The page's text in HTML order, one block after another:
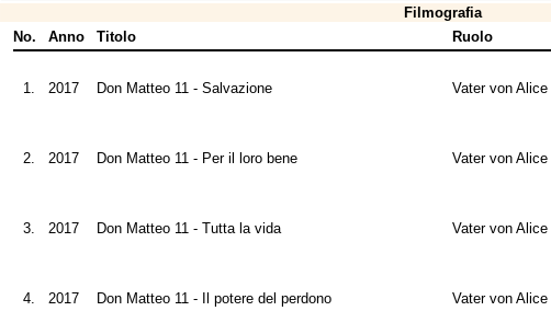
Filmografia
No.
Anno Titolo Ruolo
1. 2017 Don Matteo 11 - Salvazione Vater von Alice
2. 2017 Don Matteo 11 - Per il loro bene Vater von Alice
3. 2017 Don Matteo 11 - Tutta la vida Vater von Alice
4. 2017 Don Matteo 11 - Il potere del perdono Vater von Alice